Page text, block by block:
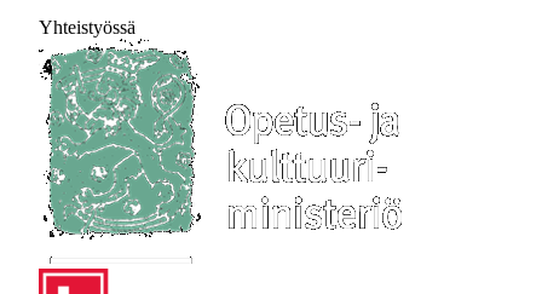
Yhteistyössä